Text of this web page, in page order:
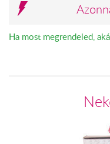
Ha most megrendeled,